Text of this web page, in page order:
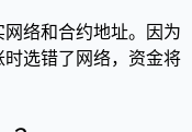
络和合约地址。因为
选错了网络，资金将